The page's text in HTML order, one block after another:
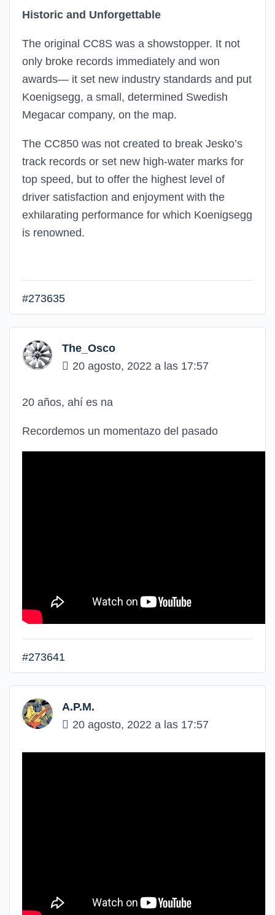
Historic and Unforgettable
The original CC8S was a showstopper. It not
only broke records immediately and won
awards— it set new industry standards and put
Koenigsegg, a small, determined Swedish
Megacar company, on the map.
The CC850 was not created to break Jesko’s
track records or set new high-water marks for
top speed, but to offer the highest level of
driver satisfaction and enjoyment with the
exhilarating performance for which Koenigsegg
is renowned.
#273635
The_Osco
20 agosto, 2022 a las 17:57
20 años, ahí es na
Recordemos un momentazo del pasado
#273641
A.P.M.
20 agosto, 2022 a las 17:57